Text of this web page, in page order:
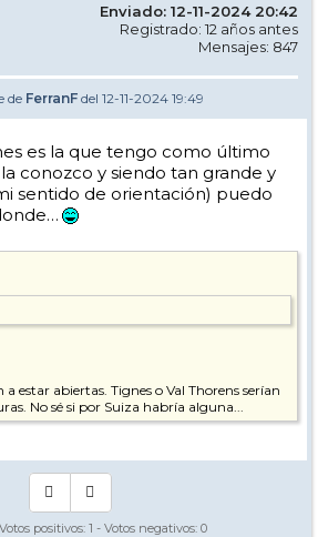
Enviado: 12-11-2024 20:42
Registrado: 12 años antes
Mensajes: 847
de FerranF del 12-11-2024 19:49
es la que tengo como último
conozco y siendo tan grande y
sentido de orientación) puedo
a estar abiertas. Tignes o Val Thorens serían
No sé si por Suiza habría alguna...
positivos: 1 - Votos negativos: 0